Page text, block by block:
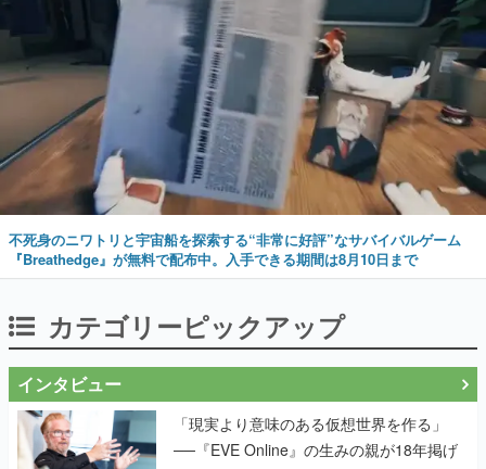
不死身のニワトリと宇宙船を探索する“非常に好評”なサバイバルゲーム
『Breathedge』が無料で配布中。入手できる期間は8月10日まで
カテゴリーピックアップ
インタビュー
「現実より意味のある仮想世界を作る」
──『EVE Online』の生みの親が18年掲げ